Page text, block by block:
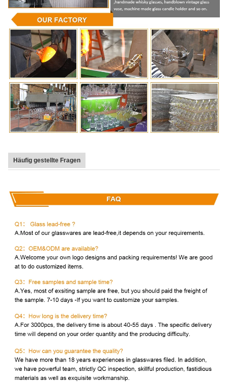
Häufig gestellte Fragen